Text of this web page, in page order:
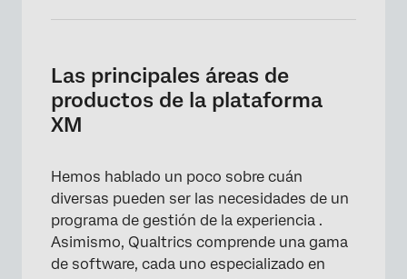
Las principales áreas de
productos de la plataforma
XM
Hemos hablado un poco sobre cuán
diversas pueden ser las necesidades de un
programa de gestión de la experiencia .
Asimismo, Qualtrics comprende una gama
de software, cada uno especializado en